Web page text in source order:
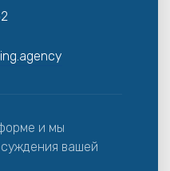
и мы
вашей